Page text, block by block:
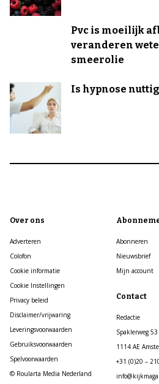
Pvc is moeilijk
veranderen
smeerolie
Is hypnose
Over ons
Adverteren
Colofon
Cookie informatie
Cookie Instellingen
Privacy beleid
Disclaimer/vrijwaring
Leveringsvoorwaarden
Gebruiksvoorwaarden
Spelvoorwaarden
© Roularta Media Nederland
Abonneren
Nieuwsbrief
Mijn account
Contact
Redactie
Spaklerweg 53
1114 AE
+31 (0)20 –